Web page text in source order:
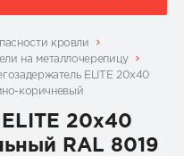
кровли
на металлочерепицу
ELITE 20х40
коричневый
20х40
RAL 8019